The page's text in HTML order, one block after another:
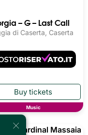
– G – Last Call
di Caserta, Caserta
Music
×